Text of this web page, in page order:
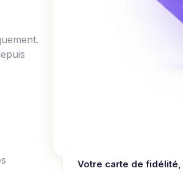
Votre carte de